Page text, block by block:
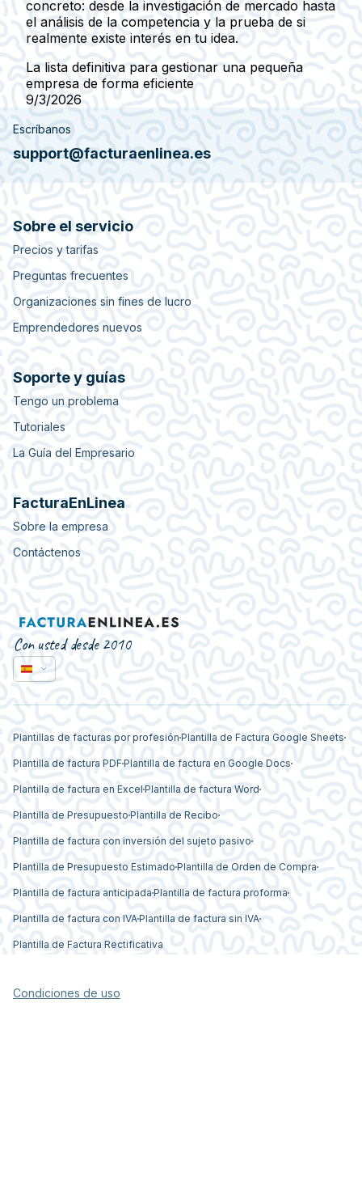
concreto: desde la investigación de mercado hasta
el análisis de la competencia y la prueba de si
realmente existe interés en tu idea.
La lista definitiva para gestionar una pequeña
empresa de forma eficiente
9/3/2026
Escríbanos
support@facturaenlinea.es
Sobre el servicio
Precios y tarifas
Preguntas frecuentes
Organizaciones sin fines de lucro
Emprendedores nuevos
Soporte y guías
Tengo un problema
Tutoriales
La Guía del Empresario
FacturaEnLinea
Sobre la empresa
Contáctenos
Con usted desde 2010
Plantillas de facturas por profesión Plantilla de Factura Google Sheets
Plantilla de factura PDF Plantilla de factura en Google Docs
Plantilla de factura en Excel Plantilla de factura Word
Plantilla de Presupuesto Plantilla de Recibo
Plantilla de factura con inversión del sujeto pasivo
Plantilla de Presupuesto Estimado Plantilla de Orden de Compra
Plantilla de factura anticipada Plantilla de factura proforma
Plantilla de factura con IVA Plantilla de factura sin IVA
Plantilla de Factura Rectificativa
Condiciones de uso